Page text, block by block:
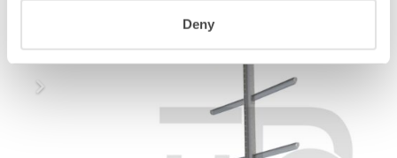
Deny